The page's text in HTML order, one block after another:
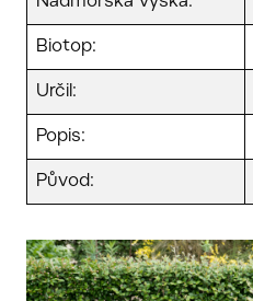
Biotop:
Určil:
Popis:
Původ: